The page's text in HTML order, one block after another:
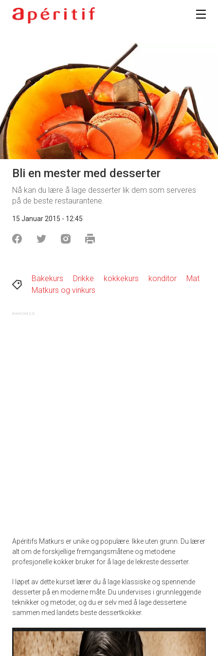
Bli en mester med desserter
Nå kan du lære å lage desserter lik dem som serveres
på de beste restaurantene.
15 Januar 2015 - 12:45
Bakekurs Drikke kokkekurs konditor
Mat
Matkurs og vinkurs
Apéritifs Matkurs er unike og populære. Ikke uten grunn. Du lærer
alt om de forskjellige fremgangsmåtene og metodene
profesjonelle kokker bruker for å lage de lekreste desserter.
I løpet av dette kurset lærer du å lage klassiske og spennende
desserter på en moderne måte. Du undervises i grunnleggende
teknikker og metoder, og du er selv med å lage dessertene
sammen med landets beste dessertkokker.